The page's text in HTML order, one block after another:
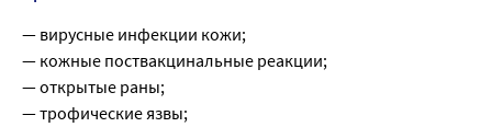
— вирусные инфекции кожи;
— кожные поствакцинальные реакции;
— открытые раны;
— трофические язвы;